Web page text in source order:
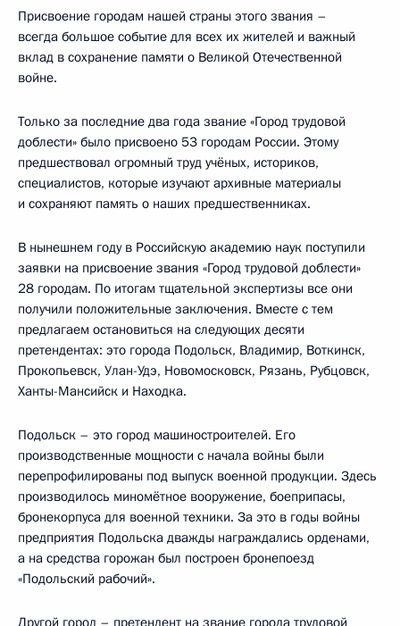
Присвоение городам нашей страны этого звания –
всегда большое событие для всех их жителей и важный
вклад в сохранение памяти о Великой Отечественной
войне.
Только за последние два года звание «Город трудовой
доблести» было присвоено 53 городам России. Этому
предшествовал огромный труд учёных, историков,
специалистов, которые изучают архивные материалы
и сохраняют память о наших предшественниках.
В нынешнем году в Российскую академию наук поступили
заявки на присвоение звания «Город трудовой доблести»
28 городам. По итогам тщательной экспертизы все они
получили положительные заключения. Вместе с тем
предлагаем остановиться на следующих десяти
претендентах: это города Подольск, Владимир, Воткинск,
Прокопьевск, Улан-Удэ, Новомосковск, Рязань, Рубцовск,
Ханты-Мансийск и Находка.
Подольск – это город машиностроителей. Его
производственные мощности с начала войны были
перепрофилированы под выпуск военной продукции. Здесь
производилось миномётное вооружение, боеприпасы,
бронекорпуса для военной техники. За это в годы войны
предприятия Подольска дважды награждались орденами,
а на средства горожан был построен бронепоезд
«Подольский рабочий».
Другой город – претендент на звание города трудовой